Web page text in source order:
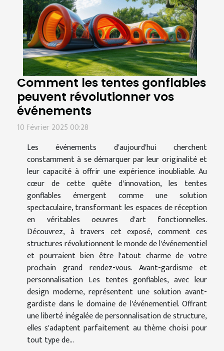
Comment les tentes gonflables
peuvent révolutionner vos
événements
10 février 2025 00:28
Les événements d'aujourd'hui cherchent
constamment à se démarquer par leur originalité et
leur capacité à offrir une expérience inoubliable. Au
cœur de cette quête d'innovation, les tentes
gonflables émergent comme une solution
spectaculaire, transformant les espaces de réception
en véritables oeuvres d'art fonctionnelles.
Découvrez, à travers cet exposé, comment ces
structures révolutionnent le monde de l'événementiel
et pourraient bien être l'atout charme de votre
prochain grand rendez-vous. Avant-gardisme et
personnalisation Les tentes gonflables, avec leur
design moderne, représentent une solution avant-
gardiste dans le domaine de l'événementiel. Offrant
une liberté inégalée de personnalisation de structure,
elles s'adaptent parfaitement au thème choisi pour
tout type de...